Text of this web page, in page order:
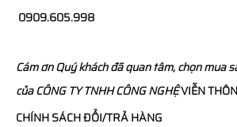
0909.605.998
Cám ơn Quý khách đã quan tâm, chọn mua
củaCÔNG TY TNHH CÔNG NGHỆVIỄN
CHÍNH SÁCH ĐỔI/TRẢ HÀNG